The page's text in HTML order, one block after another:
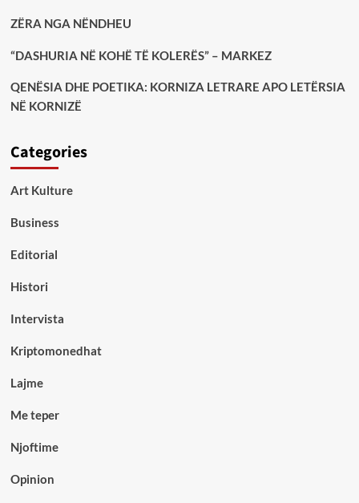
ZËRA NGA NËNDHEU
“DASHURIA NË KOHË TË KOLERËS” – MARKEZ
QENËSIA DHE POETIKA: KORNIZA LETRARE APO LETËRSIA
NË KORNIZË
Categories
Art Kulture
Business
Editorial
Histori
Intervista
Kriptomonedhat
Lajme
Me teper
Njoftime
Opinion